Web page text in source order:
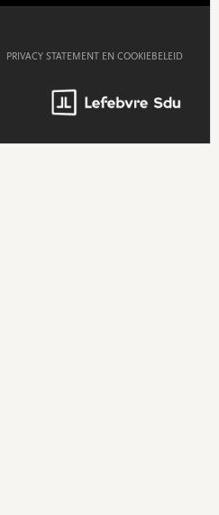
PRIVACY STATEMENT EN COOKIEBELEID